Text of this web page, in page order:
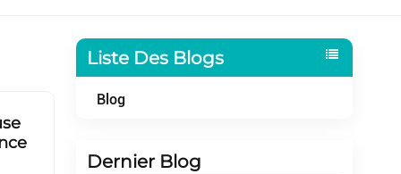
Liste Des Blogs
Blog
Dernier Blog